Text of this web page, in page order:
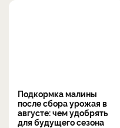
Подкормка малины
после сбора урожая в
августе: чем удобрять
для будущего сезона